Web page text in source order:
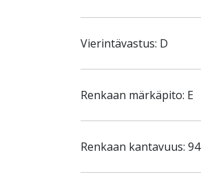
Vierintävastus: D
Renkaan märkäpito: E
Renkaan kantavuus: 94